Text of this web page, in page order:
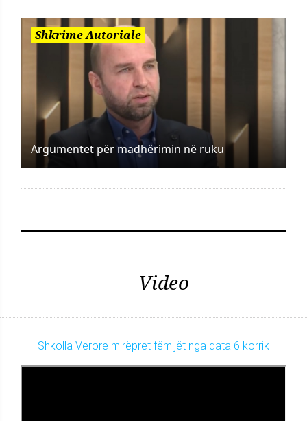
Shkrime Autoriale
Argumentet për madhërimin në ruku
Video
Shkolla Verore mirëpret fëmijët nga data 6 korrik